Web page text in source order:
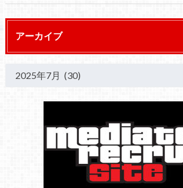
アーカイブ